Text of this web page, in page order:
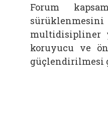
Forum
multidisipliner
koruyucu ve
güçlendirilmesi